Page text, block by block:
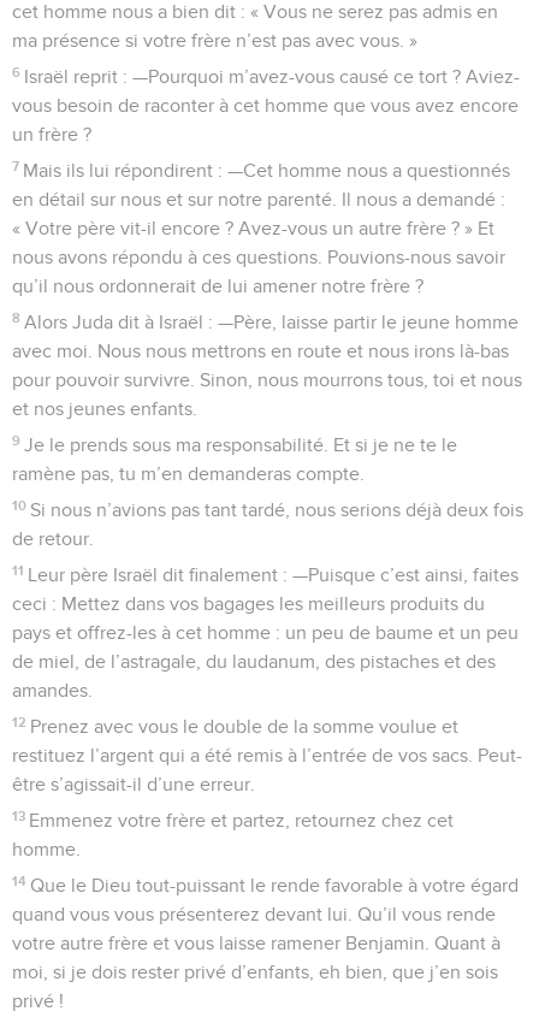
cet homme nous a bien dit : « Vous ne serez pas admis en
ma présence si votre frère n’est pas avec vous. »
6 Israël reprit : —Pourquoi m’avez-vous causé ce tort ? Aviez-
vous besoin de raconter à cet homme que vous avez encore
un frère ?
7 Mais ils lui répondirent : —Cet homme nous a questionnés
en détail sur nous et sur notre parenté. Il nous a demandé :
« Votre père vit-il encore ? Avez-vous un autre frère ? » Et
nous avons répondu à ces questions. Pouvions-nous savoir
qu’il nous ordonnerait de lui amener notre frère ?
8 Alors Juda dit à Israël : —Père, laisse partir le jeune homme
avec moi. Nous nous mettrons en route et nous irons là-bas
pour pouvoir survivre. Sinon, nous mourrons tous, toi et nous
et nos jeunes enfants.
9 Je le prends sous ma responsabilité. Et si je ne te le
ramène pas, tu m’en demanderas compte.
10 Si nous n’avions pas tant tardé, nous serions déjà deux fois
de retour.
11 Leur père Israël dit finalement : —Puisque c’est ainsi, faites
ceci : Mettez dans vos bagages les meilleurs produits du
pays et offrez-les à cet homme : un peu de baume et un peu
de miel, de l’astragale, du laudanum, des pistaches et des
amandes.
12 Prenez avec vous le double de la somme voulue et
restituez l’argent qui a été remis à l’entrée de vos sacs. Peut-
être s’agissait-il d’une erreur.
13 Emmenez votre frère et partez, retournez chez cet
homme.
14 Que le Dieu tout-puissant le rende favorable à votre égard
quand vous vous présenterez devant lui. Qu’il vous rende
votre autre frère et vous laisse ramener Benjamin. Quant à
moi, si je dois rester privé d’enfants, eh bien, que j’en sois
privé !